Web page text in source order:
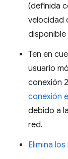
(definida
velocidad
disponible
Ten en
usuario
conexión
conexión
debido a
red.
Elimina